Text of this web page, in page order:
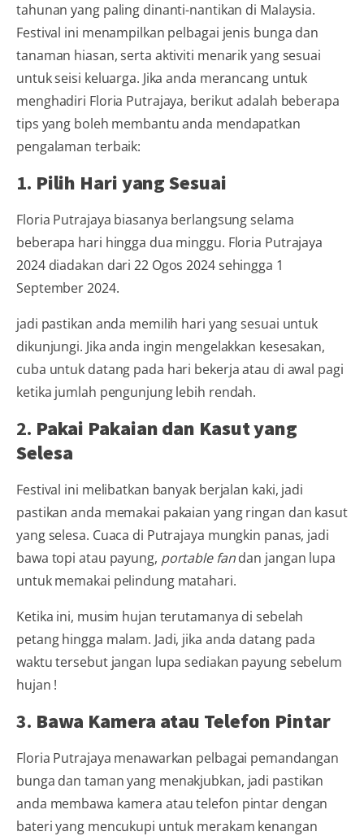
tahunan yang paling dinanti-nantikan di Malaysia.
Festival ini menampilkan pelbagai jenis bunga dan
tanaman hiasan, serta aktiviti menarik yang sesuai
untuk seisi keluarga. Jika anda merancang untuk
menghadiri Floria Putrajaya, berikut adalah beberapa
tips yang boleh membantu anda mendapatkan
pengalaman terbaik:
1. Pilih Hari yang Sesuai
Floria Putrajaya biasanya berlangsung selama
beberapa hari hingga dua minggu. Floria Putrajaya
2024 diadakan dari 22 Ogos 2024 sehingga 1
September 2024.
jadi pastikan anda memilih hari yang sesuai untuk
dikunjungi. Jika anda ingin mengelakkan kesesakan,
cuba untuk datang pada hari bekerja atau di awal pagi
ketika jumlah pengunjung lebih rendah.
2. Pakai Pakaian dan Kasut yang
Selesa
Festival ini melibatkan banyak berjalan kaki, jadi
pastikan anda memakai pakaian yang ringan dan kasut
yang selesa. Cuaca di Putrajaya mungkin panas, jadi
bawa topi atau payung, portable fandan jangan lupa
untuk memakai pelindung matahari.
Ketika ini, musim hujan terutamanya di sebelah
petang hingga malam. Jadi, jika anda datang pada
waktu tersebut jangan lupa sediakan payung sebelum
hujan !
3. Bawa Kamera atau Telefon Pintar
Floria Putrajaya menawarkan pelbagai pemandangan
bunga dan taman yang menakjubkan, jadi pastikan
anda membawa kamera atau telefon pintar dengan
bateri yang mencukupi untuk merakam kenangan